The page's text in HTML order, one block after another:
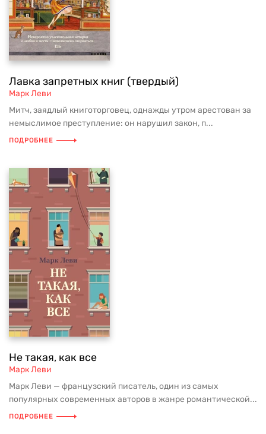
Лавка запретных книг (твердый)
Марк Леви
Митч, заядлый книготорговец, однажды утром арестован за
немыслимое преступление: он нарушил закон, п...
ПОДРОБНЕЕ
Не такая, как все
Марк Леви
Марк Леви — французский писатель, один из самых
популярных современных авторов в жанре романтической...
ПОДРОБНЕЕ